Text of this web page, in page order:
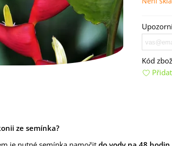
Kód
ze semínka?